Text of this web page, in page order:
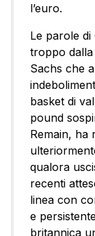
l’euro.
Le parole
troppo dalla
Sachs che
basket di
pound
Remain, ha
qualora
recenti
linea con
e
britannica